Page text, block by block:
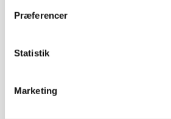
Præferencer
Statistik
Marketing
Flere fortæller, at de sad med
Andre siger:
“Det var den
Og du går derfra med én